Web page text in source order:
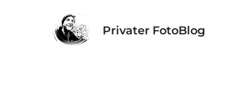
Privater FotoBlog